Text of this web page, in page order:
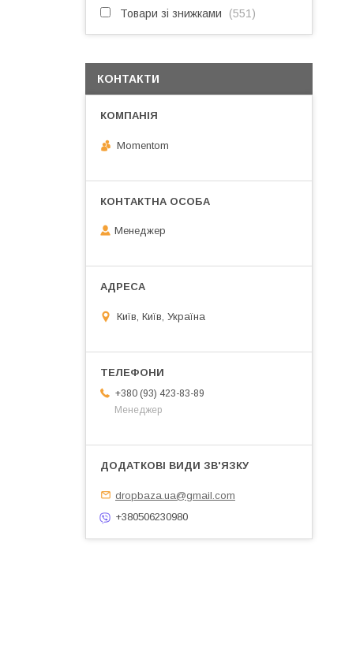
Товари зі знижками 551
КОНТАКТИ
Momentom
Менеджер
Київ, Київ, Україна
+380 (93) 423-83-89
Менеджер
dropbaza.ua@gmail.com
+380506230980